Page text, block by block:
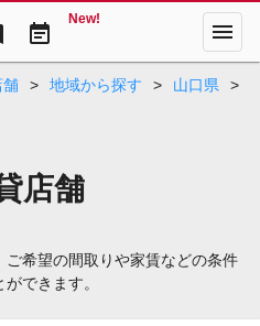
event_note
New! menu
舗 > 地域から探す > 山口県
>
店舗
希望の間取りや家賃などの条件
できます。